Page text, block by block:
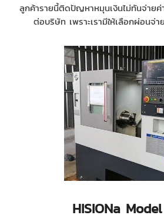
ลูกค้ารายนี้ติดปัญหาหมุนเงินไม่ทันจ่าย
ต่อบริษัท เพราะเรามีให้เลือกผ่อนจ่
HISIONa